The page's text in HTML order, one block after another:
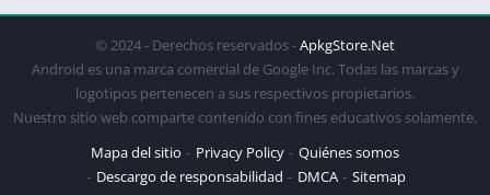
© 2024 - Derechos reservados -ApkgStore.Net
Android es una marca comercial de Google Inc. Todas las marcas y
logotipos pertenecen a sus respectivos propietarios.
Nuestro sitio web comparte contenido con fines educativos solamente.
Mapa del sitio
Privacy Policy
Quiénes somos
Descargo de responsabilidad
DMCA Sitemap